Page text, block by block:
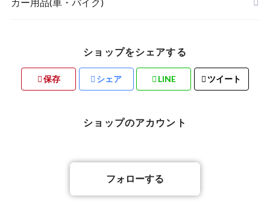
素材・ハンドメイド
ショップをシェアする
保存 シェア LINE ツイート
ショップのアカウント
フォローする